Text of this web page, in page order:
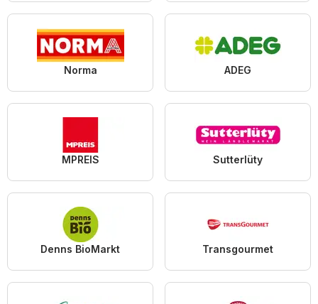
Norma ADEG
MPREIS Sutterlüty
Denns BioMarkt Transgourmet